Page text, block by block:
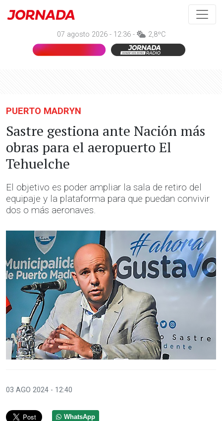
07 agosto 2026 - 12:36 - 2,8ºC
PUERTO MADRYN
Sastre gestiona ante Nación más
obras para el aeropuerto El
Tehuelche
El objetivo es poder ampliar la sala de retiro del
equipaje y la plataforma para que puedan convivir
dos o más aeronaves.
03 AGO 2024 - 12:40
WhatsApp